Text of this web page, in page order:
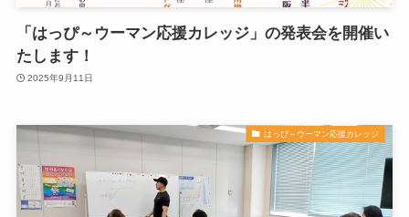
「はっぴ～ウーマン応援カレッジ」の発表会を開催い
たします！
2025年9月11日
はっぴ～ウーマン応援カレッジ